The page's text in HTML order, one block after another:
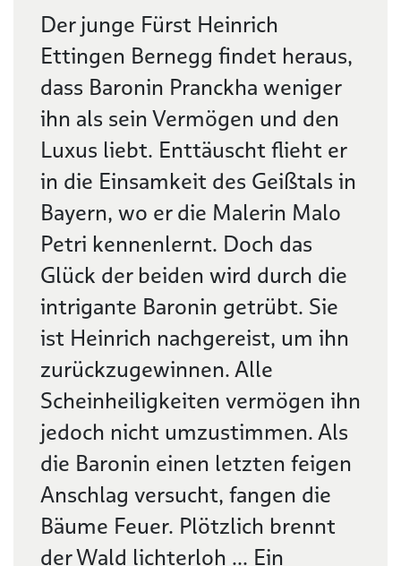
Beschreibung
Der junge Fürst Heinrich
Ettingen Bernegg findet heraus,
dass Baronin Pranckha weniger
ihn als sein Vermögen und den
Luxus liebt. Enttäuscht flieht er
in die Einsamkeit des Geißtals in
Bayern, wo er die Malerin Malo
Petri kennenlernt. Doch das
Glück der beiden wird durch die
intrigante Baronin getrübt. Sie
ist Heinrich nachgereist, um ihn
zurückzugewinnen. Alle
Scheinheiligkeiten vermögen ihn
jedoch nicht umzustimmen. Als
die Baronin einen letzten feigen
Anschlag versucht, fangen die
Bäume Feuer. Plötzlich brennt
der Wald lichterloh ... Ein